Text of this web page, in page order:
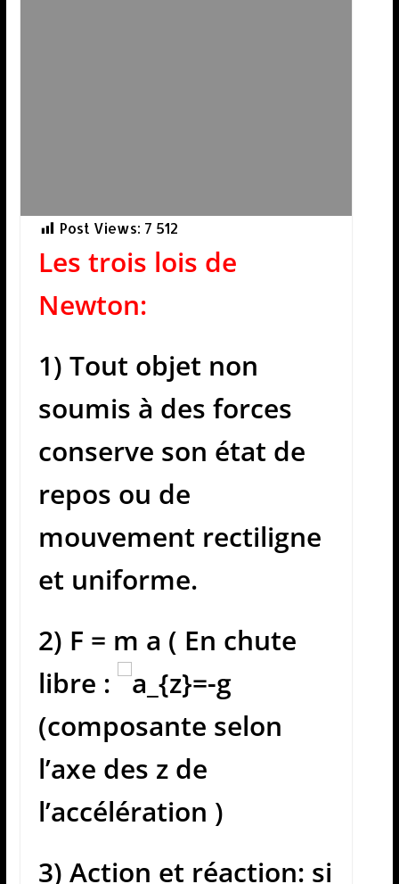
Post Views: 7 512
Les trois lois de
Newton:
1) Tout objet non
soumis à des forces
conserve son état de
repos ou de
mouvement rectiligne
et uniforme.
2) F = m a ( En chute
libre :
(composante selon
l’axe des z de
l’accélération )
3) Action et réaction: si